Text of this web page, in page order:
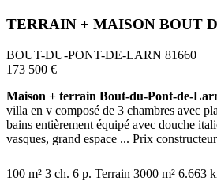
TERRAIN + MAISON BOUT
BOUT-DU-PONT-DE-LARN 81660
173 500 €
Maison + terrain Bout-du-Pont-de-
villa en v composé de 3 chambres avec
bains entièrement équipé avec douche
vasques, grand espace ... Prix
100 m² 3 ch. 6 p. Terrain 3000 m² 6.663